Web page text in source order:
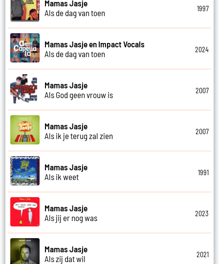
Mamas Jasje
Als de dag van toen
1997
Mamas Jasje en Impact Vocals
Als de dag van toen
2024
Mamas Jasje
Als God geen vrouw is
2007
Mamas Jasje
Als ik je terug zal zien
2007
Mamas Jasje
Als ik weet
1991
Mamas Jasje
Als jij er nog was
2023
Mamas Jasje
Als zij dat wil
2021